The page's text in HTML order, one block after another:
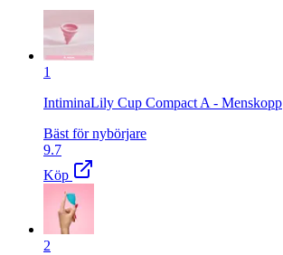
1
IntiminaLily Cup Compact A - Menskopp
Bäst för nybörjare
9.7
Köp
2